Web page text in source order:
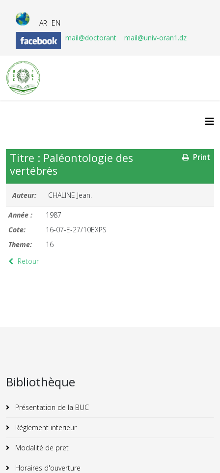
AR EN
mail@doctorant
mail@univ-oran1.dz
Print
Titre : Paléontologie des
vertébrès
Auteur: CHALINE Jean.
Année :
1987
Cote:
16-07-E-27/10EXPS
Theme:
16
Retour
Bibliothèque
Présentation de la BUC
Réglement interieur
Modalité de pret
Horaires d'ouverture